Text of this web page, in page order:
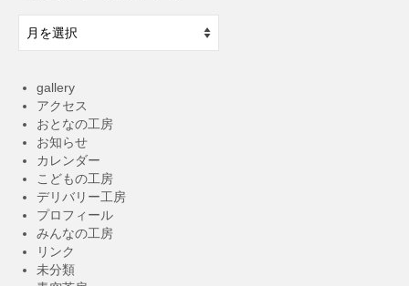
れ
gallery
アクセス
おとなの工房
お知らせ
カレンダー
こどもの工房
デリバリー工房
プロフィール
みんなの工房
リンク
未分類